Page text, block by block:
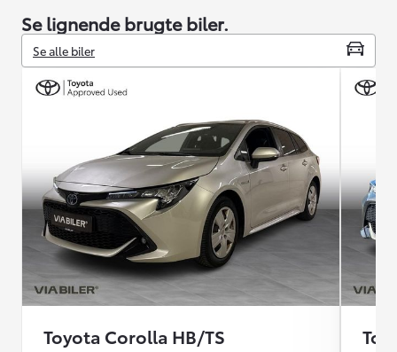
Se lignende brugte biler.
Se alle biler
Toyota Corolla HB/TS